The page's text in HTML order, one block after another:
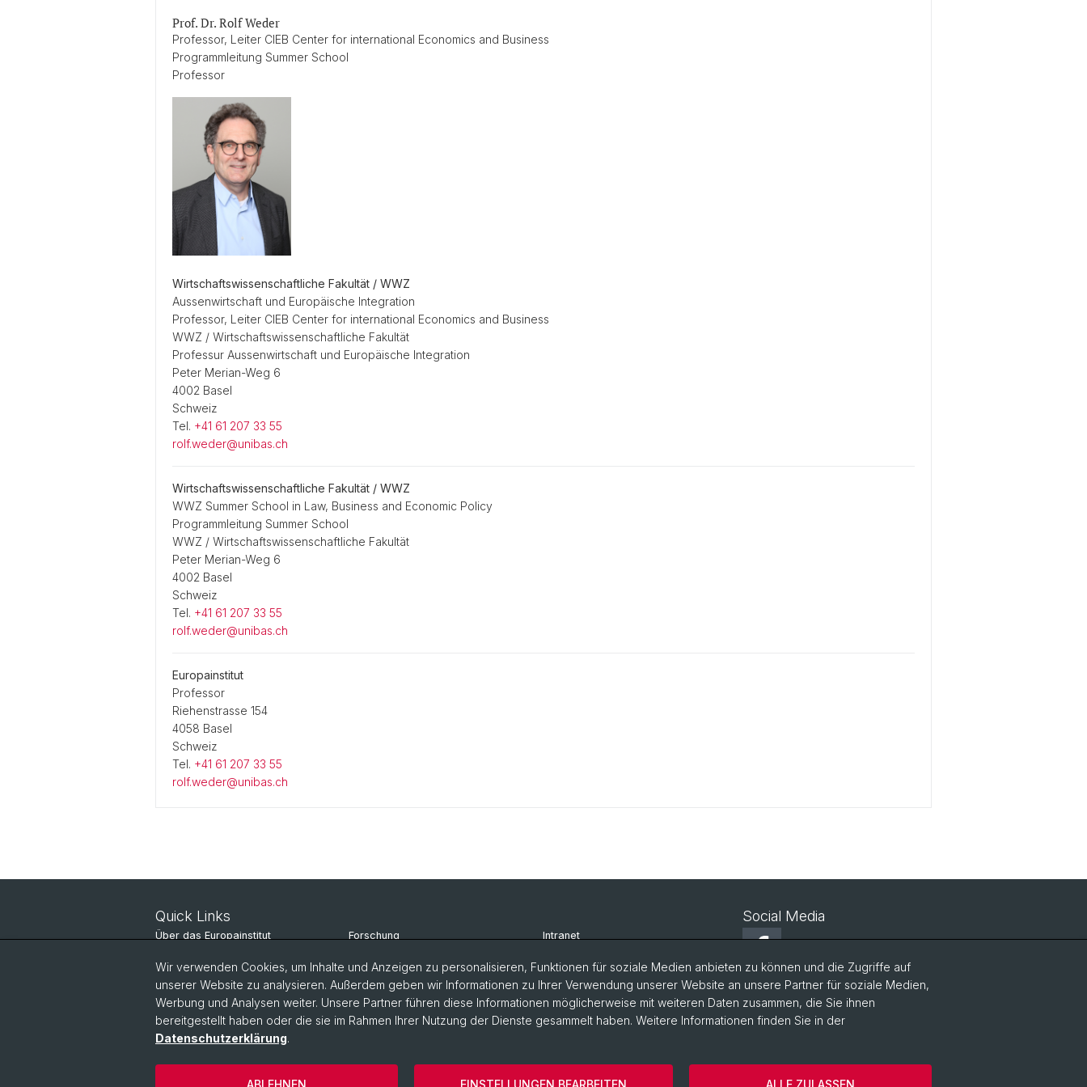
Prof. Dr. Rolf Weder
Professor, Leiter CIEB Center for international Economics and Business
Programmleitung Summer School
Professor
Wirtschaftswissenschaftliche Fakultät / WWZ
Aussenwirtschaft und Europäische Integration
Professor, Leiter CIEB Center for international Economics and Business
WWZ / Wirtschaftswissenschaftliche Fakultät
Professur Aussenwirtschaft und Europäische Integration
Peter Merian-Weg 6
4002 Basel
Schweiz
Tel. +41 61 207 33 55
rolf.weder@unibas.ch
Wirtschaftswissenschaftliche Fakultät / WWZ
WWZ Summer School in Law, Business and Economic Policy
Programmleitung Summer School
WWZ / Wirtschaftswissenschaftliche Fakultät
Peter Merian-Weg 6
4002 Basel
Schweiz
Tel. +41 61 207 33 55
rolf.weder@unibas.ch
Europainstitut
Professor
Riehenstrasse 154
4058 Basel
Schweiz
Tel. +41 61 207 33 55
rolf.weder@unibas.ch
Quick Links
Über das Europainstitut
Nachrichten
Forschung
Studium
Personen
Intranet
Newsletter
Kontakt & Anfahrt
Social Media
LinkedIn
Wir verwenden Cookies, um Inhalte und Anzeigen zu personalisieren, Funktionen für soziale Medien anbieten zu können und die Zugriffe auf
unserer Website zu analysieren. Außerdem geben wir Informationen zu Ihrer Verwendung unserer Website an unsere Partner für soziale Medien,
Werbung und Analysen weiter. Unsere Partner führen diese Informationen möglicherweise mit weiteren Daten zusammen, die Sie ihnen
bereitgestellt haben oder die sie im Rahmen Ihrer Nutzung der Dienste gesammelt haben. Weitere Informationen finden Sie in der
Datenschutzerklärung.
EINSTELLUNGEN BEARBEITEN
ABLEHNEN ALLE ZULASSEN